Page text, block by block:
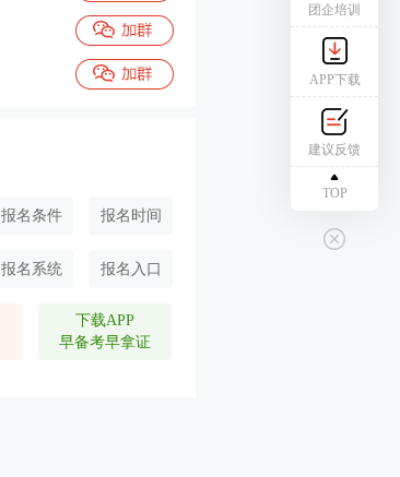
报名条件 报名时间
报名系统 报名入口
下载APP
早备考早拿证
团企培训
APP下载
建议反馈
TOP